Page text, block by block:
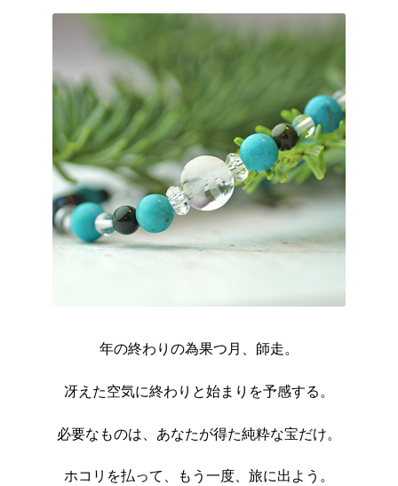
年の終わりの為果つ月、師走。
冴えた空気に終わりと始まりを予感する。
必要なものは、あなたが得た純粋な宝だけ。
ホコリを払って、もう一度、旅に出よう。